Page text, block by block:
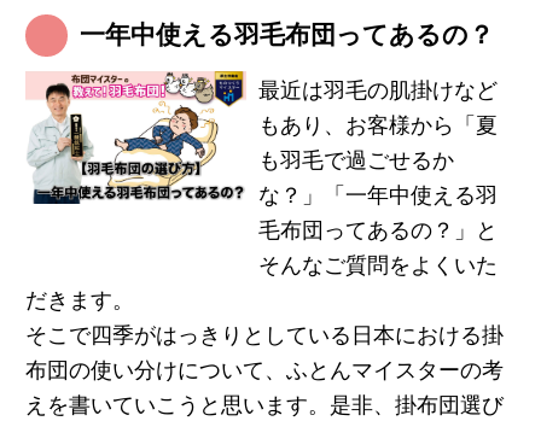
一年中使える羽毛布団ってあるの？
最近は羽毛の肌掛けなど
もあり、お客様から「夏
も羽毛で過ごせるか
な？」「一年中使える羽
毛布団ってあるの？」と
そんなご質問をよくいた
だきます。
そこで四季がはっきりとしている日本における掛
布団の使い分けについて、ふとんマイスターの考
えを書いていこうと思います。是非、掛布団選び